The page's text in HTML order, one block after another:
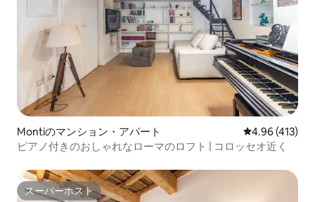
Montiのマンション・アパート レビュー413
4.96 (413)
ピアノ付きのおしゃれなローマのロフト | コロッセオ近く
スーパーホスト
スーパーホスト